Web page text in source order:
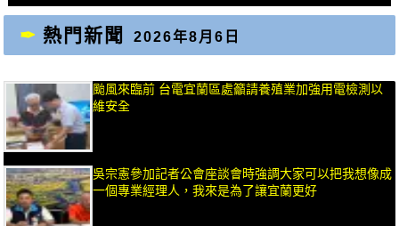
熱門新聞 2026年8月6日
颱風來臨前 台電宜蘭區處籲請養殖業加強用電檢測以
維安全
吳宗憲參加記者公會座談會時強調大家可以把我想像成
一個專業經理人，我來是為了讓宜蘭更好